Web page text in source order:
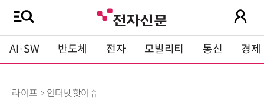
AI·SW 반도체 전자 모빌리티 통신 경제
라이프 > 인터넷핫이슈